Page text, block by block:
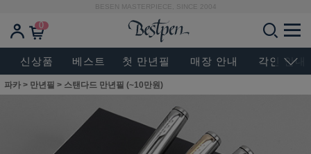
BESEN MASTERPIECE, SINCE 2004
0
신상품 베스트 첫 만년필 매장 안내 각인 안내
파카 > 만년필 > 스탠다드 만년필 (~10만원)